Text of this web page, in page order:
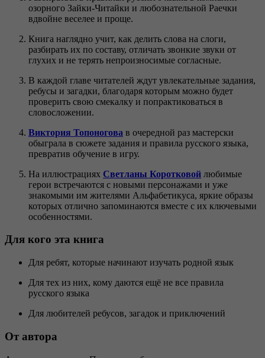
озорного Зайки-Читайки и любознательной Раечки
вдвойне веселее и проще.
Книга наглядно учит, как делить слова на слоги,
разбирать их по составу, отличать звонкие звуки от
глухих и не терять непроизносимые согласные.
В каждой главе читателей ждут увлекательные задания,
ребусы и загадки, благодаря которым можно будет
проверить свою смекалку и попрактиковаться в
словосложении.
Виктория Топоногова в очередной раз мастерски
обыграла в сюжете задания и правила русского языка,
превратив обучение в игру.
На иллюстрациях Светланы Коротковой любимые
герои встречаются с новыми персонажами и уже
знакомыми им жителями Альфабетикуса, яркие образы
которых отлично запоминаются вместе с их ключевыми
особенностями.
Для кого эта книга
Для ребят, которые начинают изучать родной язык
Для тех из них, кому даются ещё не все правила
русского языка
Для любителей ребусов, загадок и приключений
От автора